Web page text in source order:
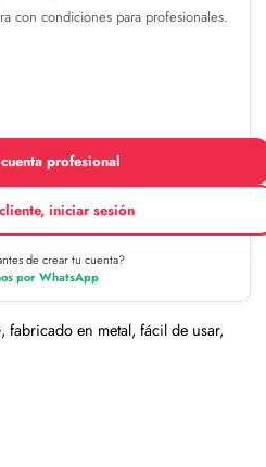
con condiciones para profesionales.
profesional
iniciar sesión
de crear tu cuenta?
por WhatsApp
en metal, fácil de usar,